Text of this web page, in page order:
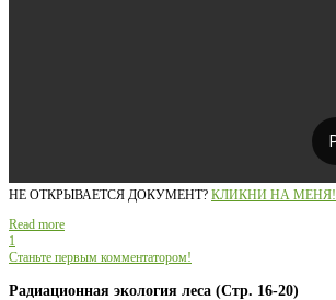
НЕ ОТКРЫВАЕТСЯ ДОКУМЕНТ? КЛИКНИ НА МЕНЯ!
Read more
1
Станьте первым комментатором!
Радиационная экология леса (Стр. 16-20)